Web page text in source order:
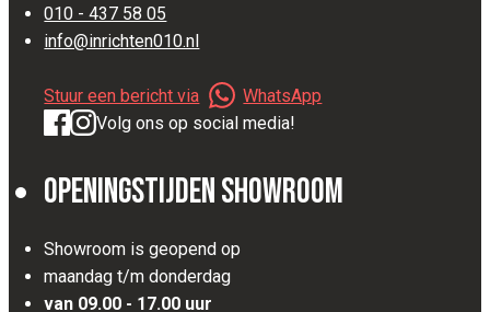
010 - 437 58 05
info@inrichten010.nl
Stuur een bericht via
WhatsApp
Volg ons op social media!
Openingstijden Showroom
Showroom is geopend op
maandag t/m donderdag
van 09.00 - 17.00 uur